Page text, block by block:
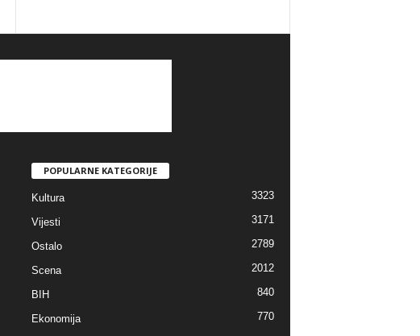
POPULARNE KATEGORIJE
Kultura 3323
Vijesti 3171
Ostalo 2789
Scena 2012
BIH 840
Ekonomija
770